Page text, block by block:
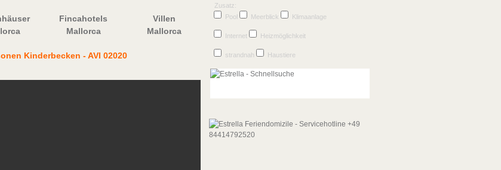
Fincahotels
Mallorca
Villen
Mallorca
Kinderbecken - AVI 02020
Zusatz:
Pool
Meerblick Klimaanlage
Internet Heizmöglichkeit
strandnah Haustiere